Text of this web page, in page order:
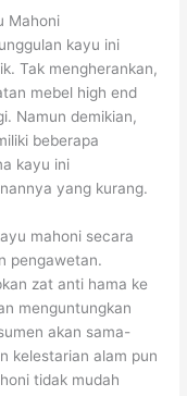
Mahoni
kayu ini
Tak mengherankan,
mebel high end
Namun demikian,
beberapa
kayu ini
yang kurang.
mahoni secara
pengawetan.
zat anti hama ke
menguntungkan
akan sama-
kelestarian alam pun
tidak mudah